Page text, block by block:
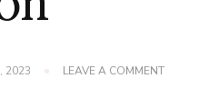
2023 LEAVE A COMMENTON